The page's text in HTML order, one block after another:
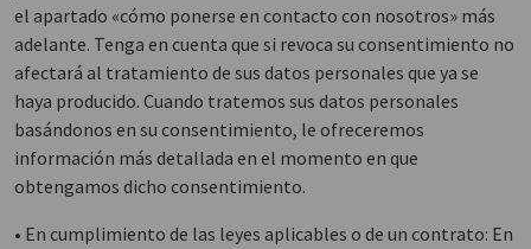
el apartado «cómo ponerse en contacto con nosotros» más
adelante. Tenga en cuenta que si revoca su consentimiento no
afectará al tratamiento de sus datos personales que ya se
haya producido. Cuando tratemos sus datos personales
basándonos en su consentimiento, le ofreceremos
información más detallada en el momento en que
obtengamos dicho consentimiento.
• En cumplimiento de las leyes aplicables o de un contrato: En